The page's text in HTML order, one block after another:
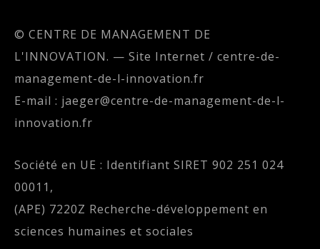
© CENTRE DE MANAGEMENT DE
L'INNOVATION. — Site Internet / centre-de-
management-de-l-innovation.fr
E-mail : jaeger@centre-de-management-de-l-
innovation.fr
Société en UE : Identifiant SIRET 902 251 024
00011,
(APE) 7220Z Recherche-développement en
sciences humaines et sociales